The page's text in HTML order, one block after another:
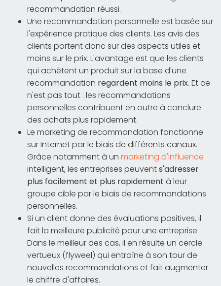
recommandation réussi.
Une recommandation personnelle est basée sur
l'expérience pratique des clients. Les avis des
clients portent donc sur des aspects utiles et
moins sur le prix. L'avantage est que les clients
qui achètent un produit sur la base d'une
recommandation regardent moins le prix. Et ce
n'est pas tout : les recommandations
personnelles contribuent en outre à conclure
des achats plus rapidement.
Le marketing de recommandation fonctionne
sur Internet par le biais de différents canaux.
Grâce notamment à un marketing d'influence
intelligent, les entreprises peuvents'adresser
plus facilement et plus rapidement à leur
groupe cible par le biais de recommandations
personnelles.
Si un client donne des évaluations positives, il
fait la meilleure publicité pour une entreprise.
Dans le meilleur des cas, il en résulte un cercle
vertueux (flyweel) qui entraîne à son tour de
nouvelles recommandations et fait augmenter
le chiffre d'affaires.